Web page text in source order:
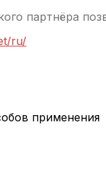
партнёра
ru/
применения